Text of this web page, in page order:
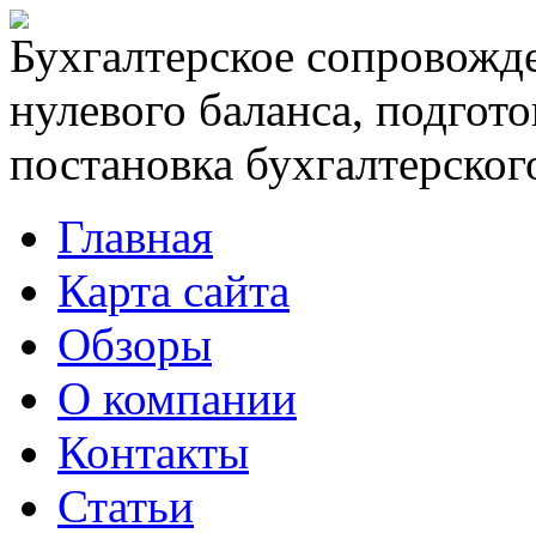
Бухгалтерское
нулевого баланса,
постановка
Главная
Карта сайта
Обзоры
О компании
Контакты
Статьи